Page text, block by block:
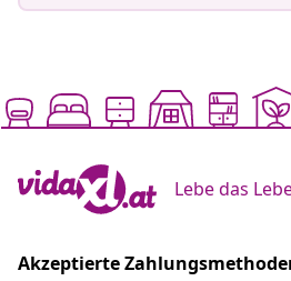
Lebe das
Akzeptierte